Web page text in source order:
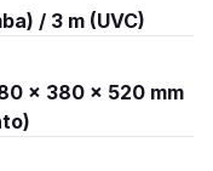
/ 3 m (UVC)
x 380 x 520 mm